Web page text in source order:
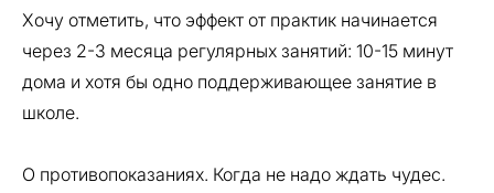
Хочу отметить, что эффект от практик начинается
через 2-3 месяца регулярных занятий: 10-15 минут
дома и хотя бы одно поддерживающее занятие в
школе.
О противопоказаниях. Когда не надо ждать чудес.